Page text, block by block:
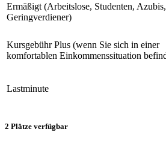
Ermäßigt (Arbeitslose, Studenten, Azubis,
Geringverdiener)
Kursgebühr Plus (wenn Sie sich in einer
komfortablen Einkommenssituation
Lastminute
2 Plätze verfügbar